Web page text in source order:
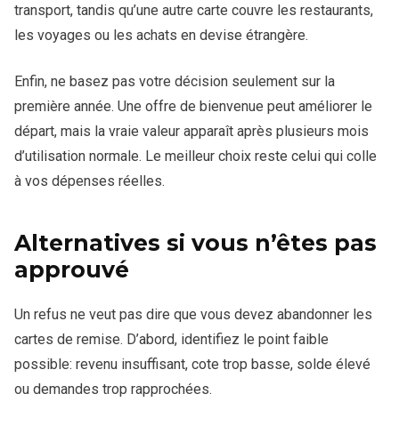
transport, tandis qu’une autre carte couvre les restaurants,
les voyages ou les achats en devise étrangère.
Enfin, ne basez pas votre décision seulement sur la
première année. Une offre de bienvenue peut améliorer le
départ, mais la vraie valeur apparaît après plusieurs mois
d’utilisation normale. Le meilleur choix reste celui qui colle
à vos dépenses réelles.
Alternatives si vous n’êtes pas
approuvé
Un refus ne veut pas dire que vous devez abandonner les
cartes de remise. D’abord, identifiez le point faible
possible: revenu insuffisant, cote trop basse, solde élevé
ou demandes trop rapprochées.